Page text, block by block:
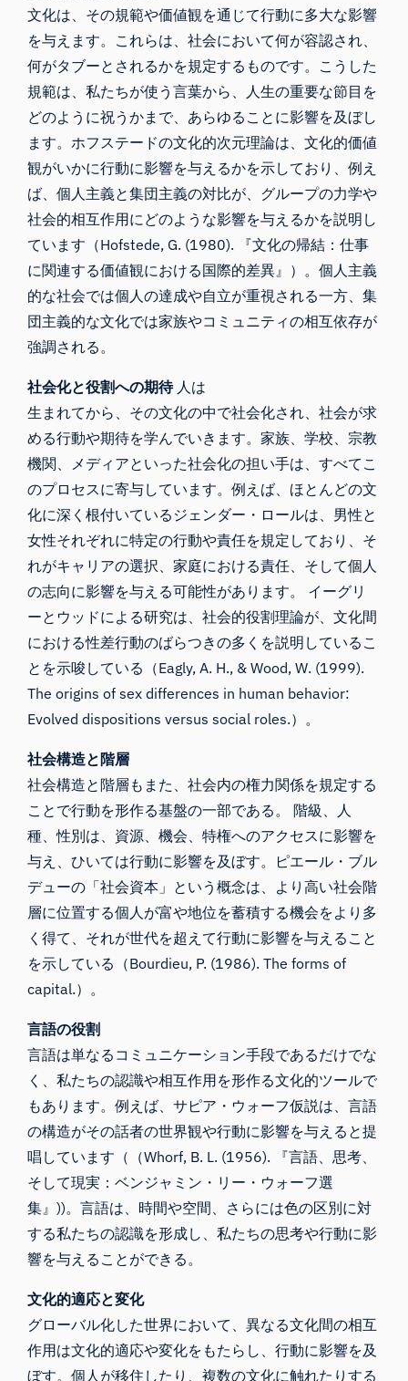
文化は、その規範や価値観を通じて行動に多大な影響
を与えます。これらは、社会において何が容認され、
何がタブーとされるかを規定するものです。こうした
規範は、私たちが使う言葉から、人生の重要な節目を
どのように祝うかまで、あらゆることに影響を及ぼし
ます。ホフステードの文化的次元理論は、文化的価値
観がいかに行動に影響を与えるかを示しており、例え
ば、個人主義と集団主義の対比が、グループの力学や
社会的相互作用にどのような影響を与えるかを説明し
ています（Hofstede, G. (1980). 『文化の帰結：仕事
に関連する価値観における国際的差異』）。個人主義
的な社会では個人の達成や自立が重視される一方、集
団主義的な文化では家族やコミュニティの相互依存が
強調される。
社会化と役割への期待人は
生まれてから、その文化の中で社会化され、社会が求
める行動や期待を学んでいきます。家族、学校、宗教
機関、メディアといった社会化の担い手は、すべてこ
のプロセスに寄与しています。例えば、ほとんどの文
化に深く根付いているジェンダー・ロールは、男性と
女性それぞれに特定の行動や責任を規定しており、そ
れがキャリアの選択、家庭における責任、そして個人
の志向に影響を与える可能性があります。 イーグリ
ーとウッドによる研究は、社会的役割理論が、文化間
における性差行動のばらつきの多くを説明しているこ
とを示唆している（Eagly, A. H., & Wood, W. (1999).
The origins of sex differences in human behavior:
Evolved dispositions versus social roles.）。
社会構造と階層
社会構造と階層もまた、社会内の権力関係を規定する
ことで行動を形作る基盤の一部である。 階級、人
種、性別は、資源、機会、特権へのアクセスに影響を
与え、ひいては行動に影響を及ぼす。ピエール・ブル
デューの「社会資本」という概念は、より高い社会階
層に位置する個人が富や地位を蓄積する機会をより多
く得て、それが世代を超えて行動に影響を与えること
を示している（Bourdieu, P. (1986). The forms of
capital.）。
言語の役割
言語は単なるコミュニケーション手段であるだけでな
く、私たちの認識や相互作用を形作る文化的ツールで
もあります。例えば、サピア・ウォーフ仮説は、言語
の構造がその話者の世界観や行動に影響を与えると提
唱しています（（Whorf, B. L. (1956). 『言語、思考、
そして現実：ベンジャミン・リー・ウォーフ選
集』))。言語は、時間や空間、さらには色の区別に対
する私たちの認識を形成し、私たちの思考や行動に影
響を与えることができる。
文化的適応と変化
グローバル化した世界において、異なる文化間の相互
作用は文化的適応や変化をもたらし、行動に影響を及
ぼす。個人が移住したり、複数の文化に触れたりする